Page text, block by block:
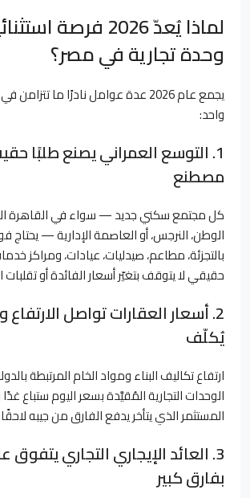
لماذا يُعدّ 2026 فرصة
وحدة تجارية في مصر؟
يجمع عام 2026 عدة عوامل نادرًا ما
واحد:
1. التوسع العمراني يصنع طلبًا
مصطنع
كل مجتمع سكني جديد — سواء في القاهرة
الوطن، النرجس، أو العاصمة الإدارية — يحتاج
بالتجزئة، مطاعم، صيدليات، عيادات، ومراكز
حقيقي لا يتوقف بتغيّر أسعار الفائدة أو تقلبات
2. أسعار العقارات تواصل الارتفاع
يُكلّف
ارتفاع تكاليف البناء ومواد الخام المرتبطة
الوحدات التجارية المُقيَّدة بسعر اليوم ستباع
المستثمر الذي يتأخر يدفع الفارق من جيبه
3. العائد الإيجاري التجاري
بفارق كبير